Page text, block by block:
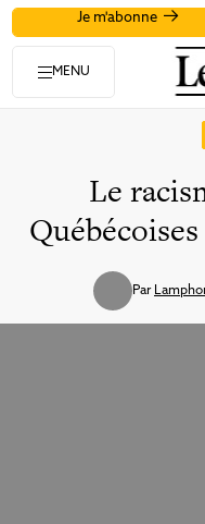
Je m'abonne
MENU
Le
Par